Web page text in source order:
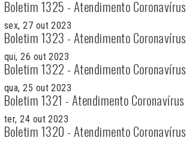
Boletim 1325 - Atendimento Coronavírus
sex, 27 out 2023
Boletim 1323 - Atendimento Coronavírus
qui, 26 out 2023
Boletim 1322 - Atendimento Coronavírus
qua, 25 out 2023
Boletim 1321 - Atendimento Coronavírus
ter, 24 out 2023
Boletim 1320 - Atendimento Coronavírus